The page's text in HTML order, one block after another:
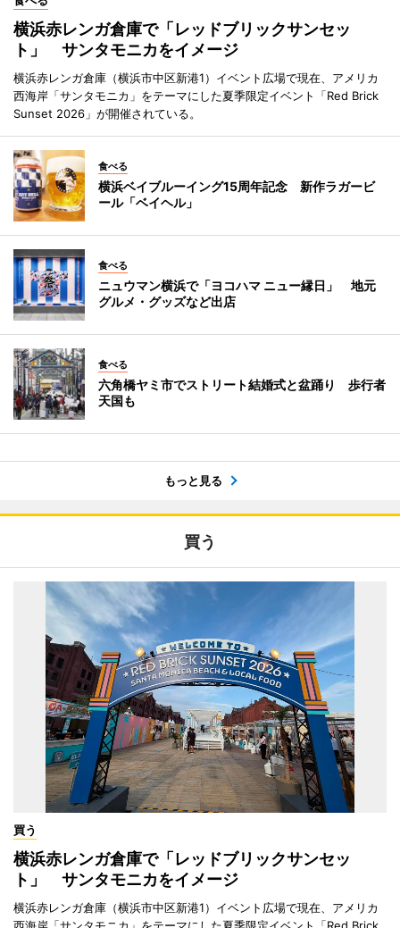
横浜赤レンガ倉庫で「レッドブリックサンセッ
ト」 サンタモニカをイメージ
横浜赤レンガ倉庫（横浜市中区新港1）イベント広場で現在、アメリカ
西海岸「サンタモニカ」をテーマにした夏季限定イベント「Red Brick
Sunset 2026」が開催されている。
食べる
横浜ベイブルーイング15周年記念 新作ラガービ
ール「ベイヘル」
食べる
ニュウマン横浜で「ヨコハマ ニュー縁日」 地元
グルメ・グッズなど出店
食べる
六角橋ヤミ市でストリート結婚式と盆踊り 歩行者
天国も
もっと見る
買う
買う
横浜赤レンガ倉庫で「レッドブリックサンセッ
ト」 サンタモニカをイメージ
横浜赤レンガ倉庫（横浜市中区新港1）イベント広場で現在、アメリカ